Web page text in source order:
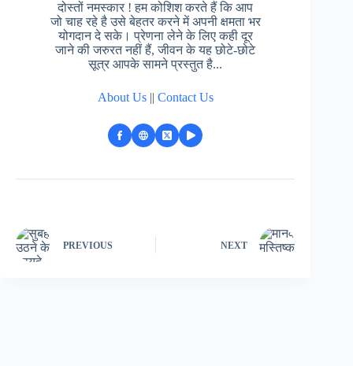
दोस्तों नमस्कार ! हम कोशिश करते हैं कि आप
जो चाह रहे है उसे बेहतर करने में अपनी क्षमता भर
योगदान दे सके। प्रेणना लेने के लिए कही दूर
जाने की जरुरत नहीं हैं, जीवन के यह छोटे-छोटे
सूत्र आपके सामने प्रस्तुत है...
About Us|| Contact Us
PREVIOUS NEXT